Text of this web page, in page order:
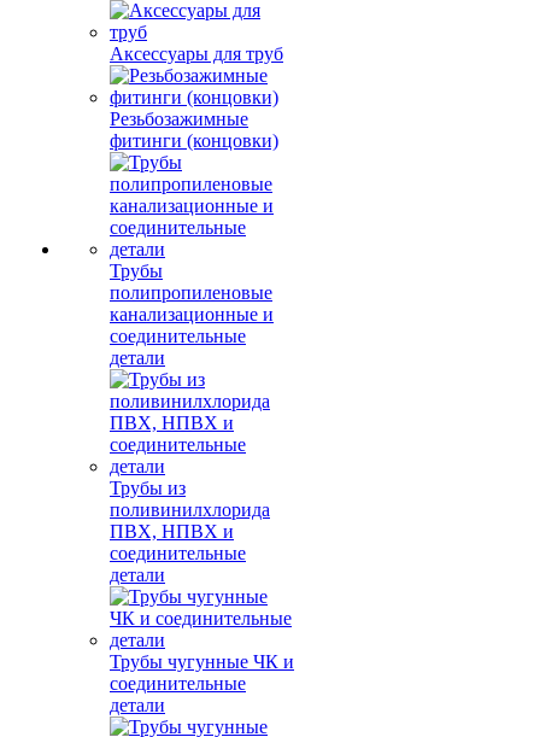
Аксессуары для труб
Резьбозажимные
фитинги (концовки)
Трубы
полипропиленовые
канализационные и
соединительные
детали
Трубы из
поливинилхлорида
ПВХ, НПВХ и
соединительные
детали
Трубы чугунные ЧК и
соединительные
детали